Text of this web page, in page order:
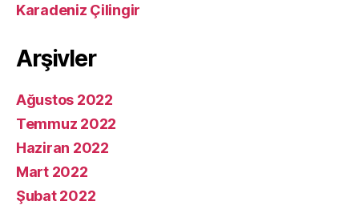
Karadeniz Çilingir
Arşivler
Ağustos 2022
Temmuz 2022
Haziran 2022
Mart 2022
Şubat 2022